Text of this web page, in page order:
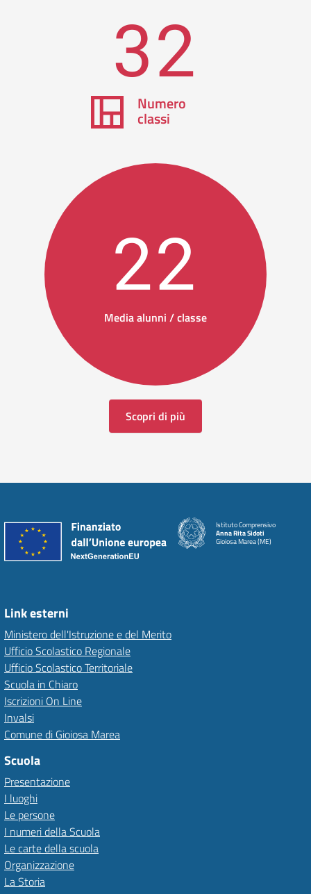
32
Numero
classi
22
Media alunni / classe
Scopri di più
Istituto Comprensivo
Anna Rita Sidoti
Gioiosa Marea (ME)
Link esterni
Ministero dell'Istruzione e del Merito
Ufficio Scolastico Regionale
Ufficio Scolastico Territoriale
Scuola in Chiaro
Iscrizioni On Line
Invalsi
Comune di Gioiosa Marea
Scuola
Presentazione
I luoghi
Le persone
I numeri della Scuola
Le carte della scuola
Organizzazione
La Storia